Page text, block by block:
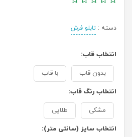
دسته : تابلو فرش
انتخاب قاب:
بدون قاب با قاب
انتخاب رنگ قاب:
مشکی طلایی
انتخاب سایز (سانتی متر):